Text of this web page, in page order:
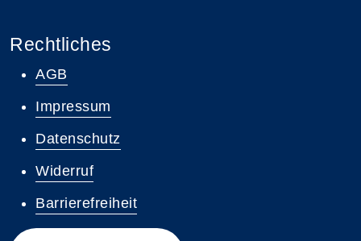
Rechtliches
AGB
Impressum
Datenschutz
Widerruf
Barrierefreiheit